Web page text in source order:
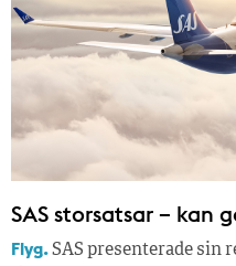
SAS storsatsar – kan
Flyg.SAS presenterade sin